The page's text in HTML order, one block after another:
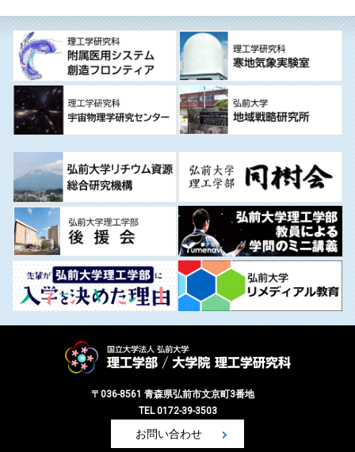
〒036-8561 青森県弘前市文京町3番地
TEL 0172-39-3503
お問い合わせ